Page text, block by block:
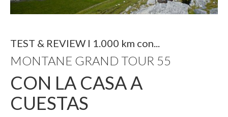
TEST & REVIEW I 1.000 km con...
MONTANE GRAND TOUR 55
CON LA CASA A
CUESTAS